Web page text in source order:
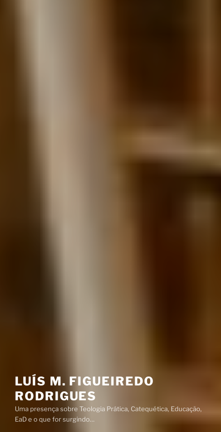
LUÍS M. FIGUEIREDO
RODRIGUES
Uma presença sobre Teologia Prática, Catequética, Educação,
EaD e o que for surgindo…